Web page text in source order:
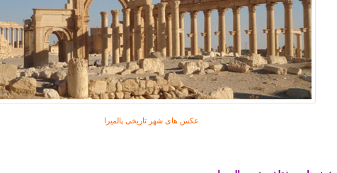
عکس های شهر تاریخی پالمیرا